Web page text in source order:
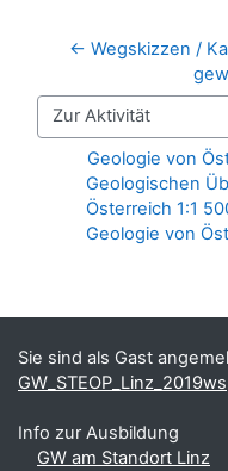
← Wegskizzen /
Zur Aktivität
Geologie von
Geologischen
Österreich 1:1
Geologie von
Sie sind als Gast
GW_STEOP_Linz_2019ws
Info zur Ausbildung
GW am Standort Linz